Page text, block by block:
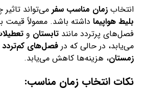
انتخابزمان مناسب سفر می‌تواند
بلیط هواپیما داشته باشد. معمولاً قیمت
فصل‌های پرتردد مانندتابستان و
می‌یابد، در حالی که درفصل‌های کم‌تردد
زمستان، هزینه‌ها کاهش می‌یابد.
نکات انتخاب زمان مناسب: